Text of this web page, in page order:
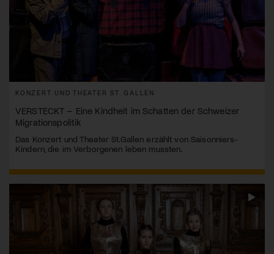
KONZERT UND THEATER ST. GALLEN
VERSTECKT – Eine Kindheit im Schatten der Schweizer
Migrationspolitik
Das Konzert und Theater St.Gallen erzählt von Saisonniers-
Kindern, die im Verborgenen leben mussten.